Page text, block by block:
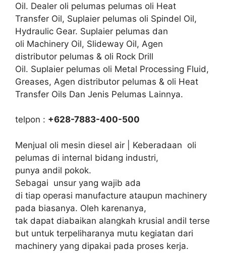
Oil. Dealer oli pelumas pelumas oli Heat
Transfer Oil, Suplaier pelumas oli Spindel Oil,
Hydraulic Gear. Suplaier pelumas dan
oli Machinery Oil, Slideway Oil, Agen
distributor pelumas & oli Rock Drill
Oil. Suplaier pelumas oli Metal Processing Fluid,
Greases, Agen distributor pelumas & oli Heat
Transfer Oils Dan Jenis Pelumas Lainnya.
telpon : +628-7883-400-500
Menjual oli mesin diesel air | Keberadaan oli
pelumas di internal bidang industri,
punya andil pokok.
Sebagai unsur yang wajib ada
di tiap operasi manufacture ataupun machinery
pada biasanya. Oleh karenanya,
tak dapat diabaikan alangkah krusial andil terse
but untuk terpeliharanya mutu kegiatan dari
machinery yang dipakai pada proses kerja.